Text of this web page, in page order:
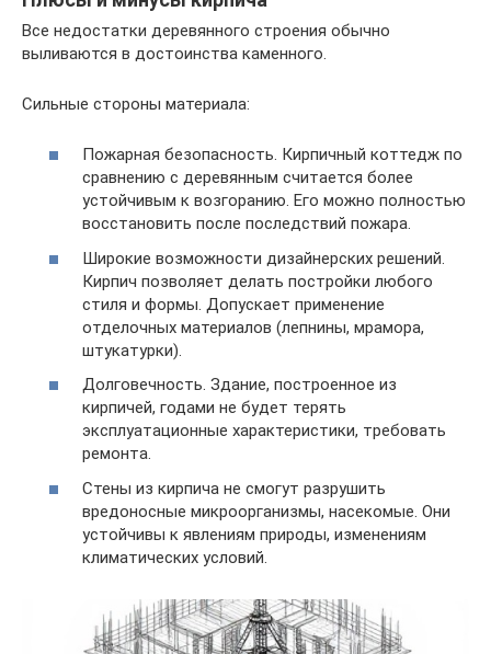
Все недостатки деревянного строения обычно
выливаются в достоинства каменного.
Сильные стороны материала:
Пожарная безопасность. Кирпичный коттедж по
сравнению с деревянным считается более
устойчивым к возгоранию. Его можно полностью
восстановить после последствий пожара.
Широкие возможности дизайнерских решений.
Кирпич позволяет делать постройки любого
стиля и формы. Допускает применение
отделочных материалов (лепнины, мрамора,
штукатурки).
Долговечность. Здание, построенное из
кирпичей, годами не будет терять
эксплуатационные характеристики, требовать
ремонта.
Стены из кирпича не смогут разрушить
вредоносные микроорганизмы, насекомые. Они
устойчивы к явлениям природы, изменениям
климатических условий.